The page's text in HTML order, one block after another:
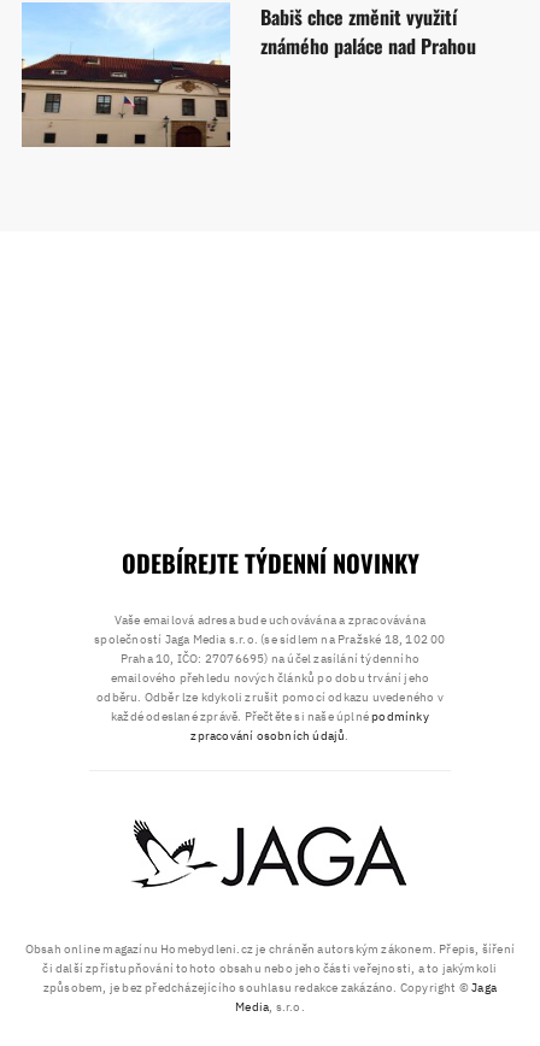
Babiš chce změnit využití
známého paláce nad Prahou
Obsah online magazínu Homebydleni.cz je chráněn autorským zákonem. Přepis, šíření
či další zpřístupňování tohoto obsahu nebo jeho části veřejnosti, a to jakýmkoli
způsobem, je bez předcházejícího souhlasu redakce zakázáno. Copyright ©Jaga
Media, s.r.o.
ODEBÍREJTE TÝDENNÍ NOVINKY
Vaše emailová adresa bude uchovávána a zpracovávána
společností Jaga Media s.r.o. (se sídlem na Pražské 18, 102 00
Praha 10, IČO: 27076695) na účel zasílání týdenního
emailového přehledu nových článků po dobu trvání jeho
odběru. Odběr lze kdykoli zrušit pomocí odkazu uvedeného v
každé odeslané zprávě. Přečtěte si naše úplnépodmínky
zpracování osobních údajů.